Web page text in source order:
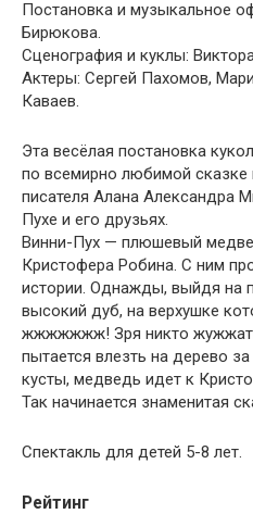
Постановка и музыкальное
Бирюкова.
Сценография и куклы:
Актеры: Сергей Пахомов,
Каваев.
Эта весёлая постановка
по всемирно любимой сказке
писателя Алана Александра
Пухе и его друзьях.
Винни-Пух — плюшевый
Кристофера Робина. С ним
истории. Однажды, выйдя на
высокий дуб, на верхушке
жжжжжжж! Зря никто
пытается влезть на дерево
кусты, медведь идет к
Так начинается знаменитая
Спектакль для детей 5-8 лет.
Рейтинг